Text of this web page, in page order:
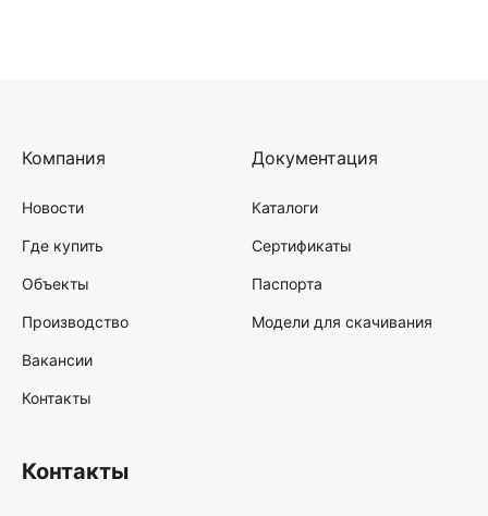
Компания
Новости
Где купить
Объекты
Производство
Вакансии
Контакты
Документация
Каталоги
Сертификаты
Паспорта
Модели для скачивания
Контакты